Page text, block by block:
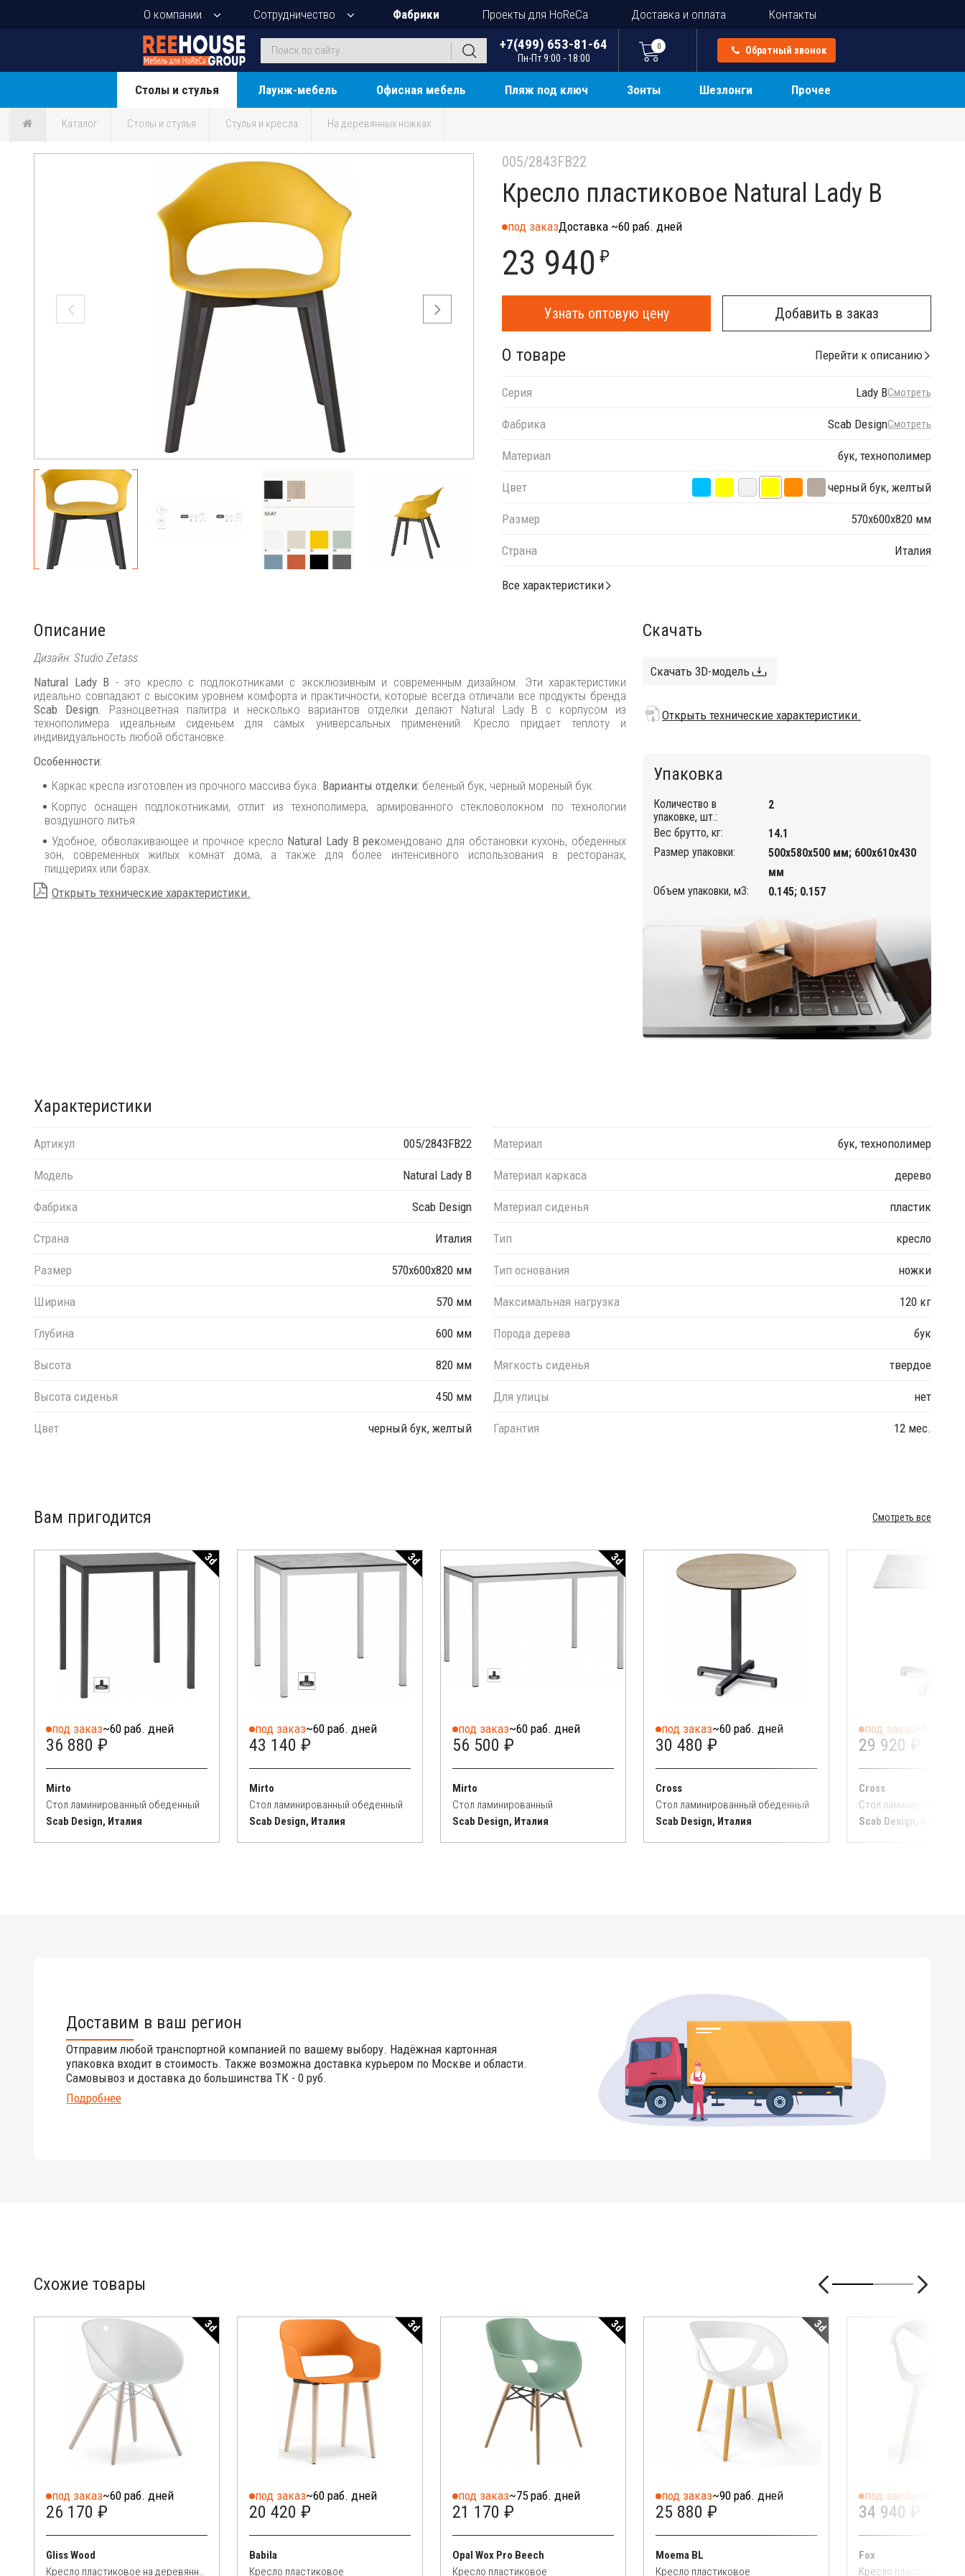
О компании Сотрудничество Фабрики Проекты для HoReCa Доставка и оплата Контакты
+7(499) 653-81-64
Пн-Пт 9:00 - 18:00
0 Обратный звонок
Столы и стулья Лаунж-мебель Офисная мебель Пляж под ключ Зонты Шезлонги Прочее
Каталог Столы и стулья Стулья и кресла На деревянных ножках
005/2843FB22
Кресло пластиковое Natural Lady B
под заказДоставка ~60 раб. дней
23 940 ₽
Узнать оптовую цену Добавить в заказ
О товаре Перейти к описанию
Серия Lady BСмотреть
Фабрика Scab DesignСмотреть
Материал бук, технополимер
Цвет черный бук, желтый
Размер 570х600х820 мм
Страна Италия
Все характеристики
Описание
Дизайн: Studio Zetass.
Natural Lady B - это кресло с подлокотниками с эксклюзивным и современным дизайном. Эти характеристики
идеально совпадают с высоким уровнем комфорта и практичности, которые всегда отличали все продукты бренда
Scab Design. Разноцветная палитра и несколько вариантов отделки делают Natural Lady B
с корпусом из
технополимера идеальным сиденьем для самых универсальных применений. Кресло придает теплоту и
индивидуальность любой обстановке.
Особенности:
Каркас кресла изготовлен из прочного массива бука. Варианты отделки: беленый бук, черный мореный бук.
Корпус оснащен подлокотниками, отлит из технополимера, армированного стекловолокном по технологии
воздушного литья.
Удобное, обволакивающее и прочное кресло Natural Lady B рекомендовано для обстановки кухонь, обеденных
зон, современных жилых комнат дома, а также для более интенсивного использования в ресторанах,
пиццериях или барах.
Открыть технические характеристики.
Скачать
Скачать 3D-модель
Открыть технические характеристики.
Упаковка
Количество в
упаковке, шт.:
2
Вес брутто, кг:
14.1
Размер упаковки:
500х580х500 мм; 600х610х430
мм
Объем упаковки, м3:
0.145; 0.157
Характеристики
Артикул 005/2843FB22
Модель Natural Lady B
Фабрика Scab Design
Страна Италия
Размер 570х600х820 мм
Ширина 570 мм
Глубина 600 мм
Высота 820 мм
Высота сиденья 450 мм
Цвет черный бук, желтый
Материал бук, технополимер
Материал каркаса дерево
Материал сиденья пластик
Тип кресло
Тип основания ножки
Максимальная нагрузка 120 кг
Порода дерева бук
Мягкость сиденья твердое
Для улицы нет
Гарантия 12 мес.
Вам пригодится Смотреть все
3d
под заказ~60 раб. дней
36 880 ₽
Mirto
Стол ламинированный обеденный
Scab Design, Италия
3d
под заказ~60 раб. дней
43 140 ₽
Mirto
Стол ламинированный обеденный
Scab Design, Италия
3d
под заказ~60 раб. дней
56 500 ₽
Mirto
Стол ламинированный
Scab Design, Италия
под заказ~60 раб. дней
30 480 ₽
Cross
Стол ламинированный обеденный
Scab Design, Италия
под заказ
29 920 ₽
Cross
Стол ламинированный
Scab Design, Италия
Доставим в ваш регион
Отправим любой транспортной компанией по вашему выбору. Надёжная картонная
упаковка входит в стоимость. Также возможна доставка курьером по Москве и области.
Самовывоз и доставка до большинства ТК - 0 руб.
Подробнее
Схожие товары
3d
под заказ~60 раб. дней
26 170 ₽
Gliss Wood
Кресло пластиковое на деревянных ножках
3d
под заказ~60 раб. дней
20 420 ₽
Babila
Кресло пластиковое
3d
под заказ~75 раб. дней
21 170 ₽
Opal Wox Pro Beech
Кресло пластиковое
3d
под заказ~90 раб. дней
25 880 ₽
Moema BL
Кресло пластиковое
под заказ
34 940 ₽
Fox
Кресло пластиковое